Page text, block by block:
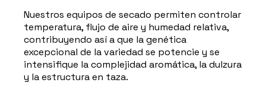
Nuestros equipos de secado permiten controlar
temperatura, flujo de aire y humedad relativa,
contribuyendo así a que la genética
excepcional de la variedad se potencie y se
intensifique la complejidad aromática, la dulzura
y la estructura en taza.